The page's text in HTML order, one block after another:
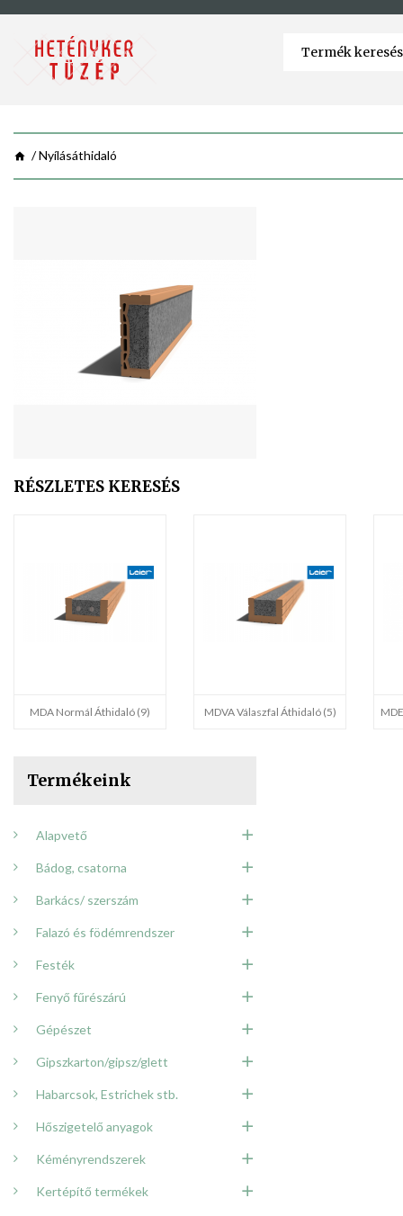
Nyílásáthidaló
RÉSZLETES KERESÉS
MDA Normál Áthidaló (9) MDVA Válaszfal Áthidaló (5)
Termékeink
Alapvető
Bádog, csatorna
Barkács/ szerszám
Falazó és födémrendszer
Festék
Fenyő fűrészárú
Gépészet
Gipszkarton/gipsz/glett
Habarcsok, Estrichek stb.
Hőszigetelő anyagok
Kéményrendszerek
Kertépítő termékek